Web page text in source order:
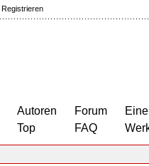
Registrieren
Autoren
Top
Forum
FAQ